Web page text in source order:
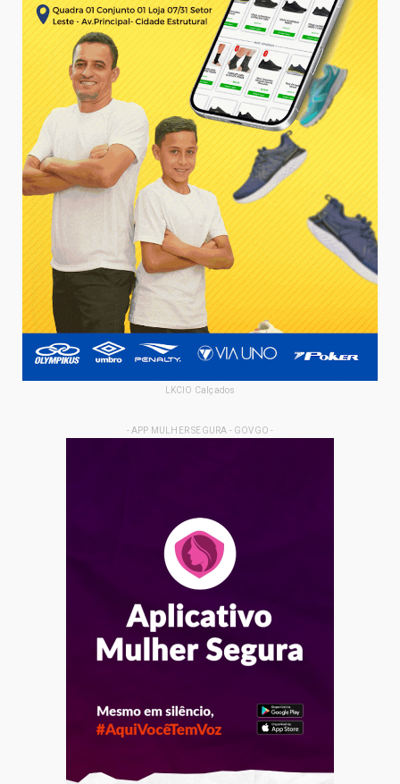
LKCIO Calçados
- APP MULHER SEGURA - GOVGO -